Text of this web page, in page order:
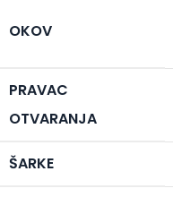
OKOV
PRAVAC
OTVARANJA
ŠARKE